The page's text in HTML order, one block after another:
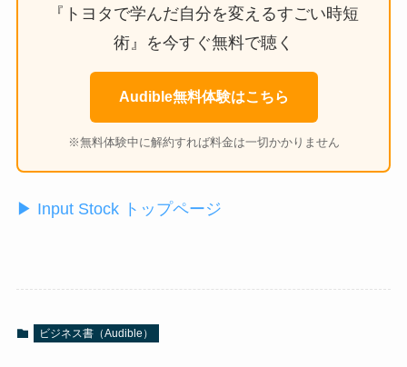
『トヨタで学んだ自分を変えるすごい時短
術』を今すぐ無料で聴く
Audible無料体験はこちら
※無料体験中に解約すれば料金は一切かかりません
▶ Input Stock トップページ
ビジネス書（Audible）